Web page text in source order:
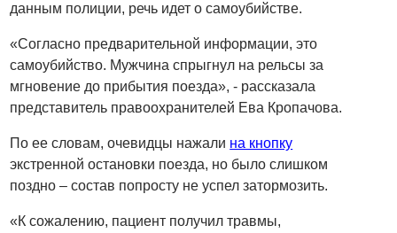
данным полиции, речь идет о самоубийстве.
«Согласно предварительной информации, это
самоубийство. Мужчина спрыгнул на рельсы за
мгновение до прибытия поезда», - рассказала
представитель правоохранителей Ева Кропачова.
По ее словам, очевидцы нажали на кнопку
экстренной остановки поезда, но было слишком
поздно – состав попросту не успел затормозить.
«К сожалению, пациент получил травмы,